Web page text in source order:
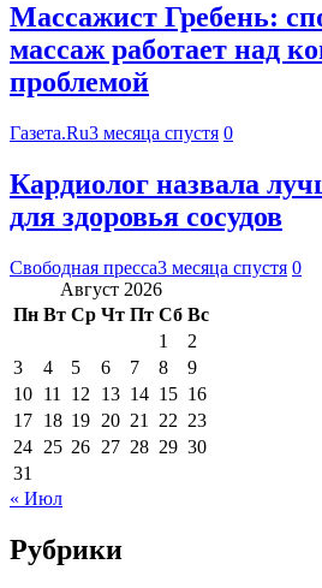
Массажист Гребень:
массаж работает над
проблемой
Газета.Ru3 месяца спустя 0
Кардиолог назвала
для здоровья сосудов
Свободная пресса3 месяца спустя 0
Август 2026
Пн Вт Ср Чт Пт Сб Вс
1
2
3
4 5 6 7 8
9
10 11 12 13 14 15 16
17 18 19 20 21 22 23
24 25 26 27 28 29 30
31
« Июл
Рубрики